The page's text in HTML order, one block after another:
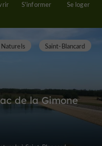
S'informer Se loger
de la Gimone
Saint-Blancard